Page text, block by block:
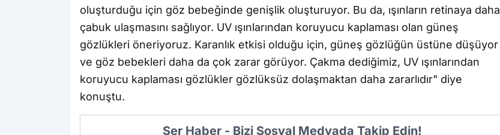
oluşturduğu için göz bebeğinde genişlik oluşturuyor. Bu da, ışınların retinaya daha
çabuk ulaşmasını sağlıyor. UV ışınlarından koruyucu kaplaması olan güneş
gözlükleri öneriyoruz. Karanlık etkisi olduğu için, güneş gözlüğün üstüne düşüyor
ve göz bebekleri daha da çok zarar görüyor. Çakma dediğimiz, UV ışınlarından
koruyucu kaplaması gözlükler gözlüksüz dolaşmaktan daha zararlıdır" diye
konuştu.
Ser Haber - Bizi Sosyal Medyada Takip Edin!